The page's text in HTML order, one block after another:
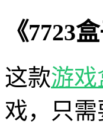
《7723
这款游戏
戏，只